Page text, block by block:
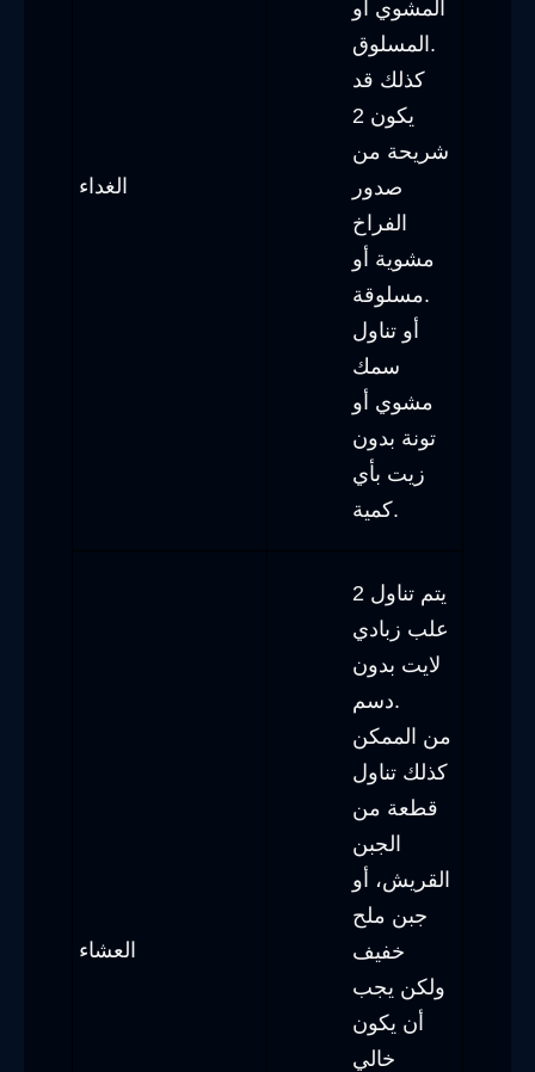
الغداء
المشوي أو
المسلوق.
كذلك قد
يكون 2
شريحة من
صدور
الفراخ
مشوية أو
مسلوقة.
أو تناول
سمك
مشوي أو
تونة بدون
زيت بأي
كمية.
العشاء
يتم تناول 2
علب زبادي
لايت بدون
دسم.
من الممكن
كذلك تناول
قطعة من
الجبن
القريش، أو
جبن ملح
خفيف
ولكن يجب
أن يكون
خالي